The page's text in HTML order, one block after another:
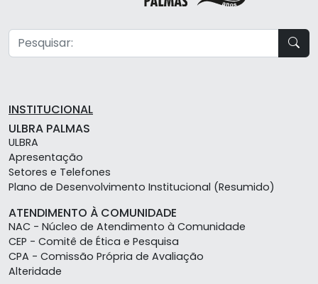
INSTITUCIONAL
ULBRA PALMAS
ULBRA
Apresentação
Setores e Telefones
Plano de Desenvolvimento Institucional (Resumido)
ATENDIMENTO À COMUNIDADE
NAC - Núcleo de Atendimento à Comunidade
CEP - Comitê de Ética e Pesquisa
CPA - Comissão Própria de Avaliação
Alteridade